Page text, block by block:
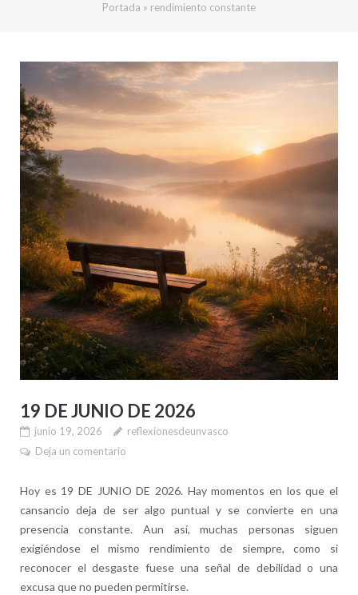
Portada » rendimiento constante
19 DE JUNIO DE 2026
junio 19, 2026
reflexionesdeunvasco
Deja un comentario
Hoy es 19 DE JUNIO DE 2026. Hay momentos en los que el
cansancio deja de ser algo puntual y se convierte en una
presencia constante. Aun así, muchas personas siguen
exigiéndose el mismo rendimiento de siempre, como si
reconocer el desgaste fuese una señal de debilidad o una
excusa que no pueden permitirse.